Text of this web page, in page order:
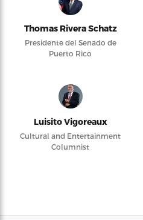
Thomas Rivera Schatz
Presidente del Senado de
Puerto Rico
Luisito Vigoreaux
Cultural and Entertainment
Columnist